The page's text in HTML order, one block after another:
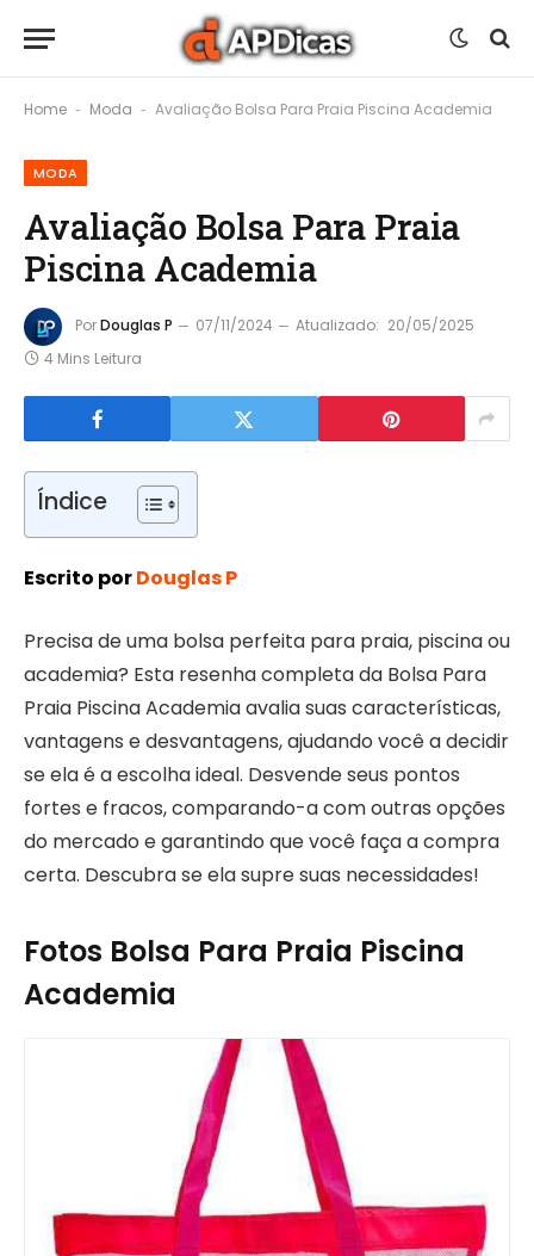
Home - Moda - Avaliação Bolsa Para Praia Piscina Academia
MODA
Avaliação Bolsa Para Praia
Piscina Academia
PorDouglas P 07/11/2024 Atualizado: 20/05/2025
4 Mins Leitura
Índice
Escrito porDouglas P
Precisa de uma bolsa perfeita para praia, piscina ou
academia? Esta resenha completa da Bolsa Para
Praia Piscina Academia avalia suas características,
vantagens e desvantagens, ajudando você a decidir
se ela é a escolha ideal. Desvende seus pontos
fortes e fracos, comparando-a com outras opções
do mercado e garantindo que você faça a compra
certa. Descubra se ela supre suas necessidades!
Fotos Bolsa Para Praia Piscina
Academia